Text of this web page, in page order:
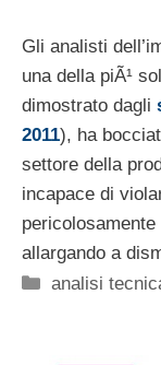
Gli analisti
una della piÃ¹
dimostrato dagli
2011), ha
settore della
incapace di
allargando a
Categorie
analisi